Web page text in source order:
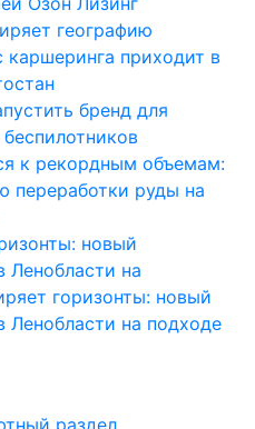
географию
каршеринга приходит в
бренд для
к рекордным объемам:
переработки руды на
новый
Ленобласти на
горизонты: новый
Ленобласти на подходе